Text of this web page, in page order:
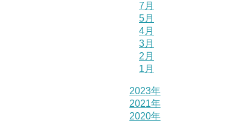
7月
5月
4月
3月
2月
1月
2023年
2021年
2020年